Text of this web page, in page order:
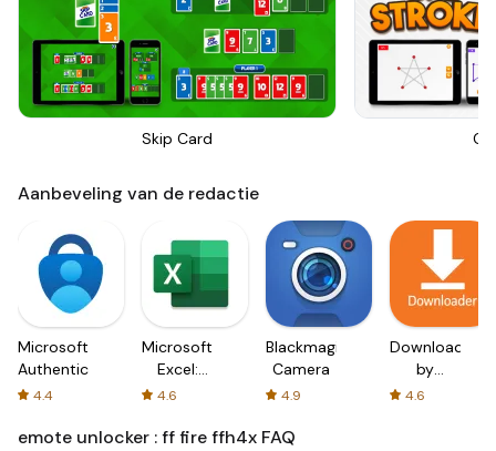
Skip Card
Aanbeveling van de redactie
Microsoft
Authenticator
4.4
Microsoft
Excel:
Spreadsheets
4.6
Blackmagic
Camera
4.9
Downloader
by
AFTVnews
4.6
emote unlocker : ff fire ffh4x FAQ